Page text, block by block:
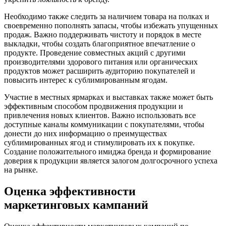
Необходимо также следить за наличием товара на полках и
своевременно пополнять запасы, чтобы избежать упущенных
продаж. Важно поддерживать чистоту и порядок в месте
выкладки, чтобы создать благоприятное впечатление о
продукте. Проведение совместных акций с другими
производителями здорового питания или органических
продуктов может расширить аудиторию покупателей и
повысить интерес к сублимированным ягодам.
Участие в местных ярмарках и выставках также может быть
эффективным способом продвижения продукции и
привлечения новых клиентов. Важно использовать все
доступные каналы коммуникации с покупателями, чтобы
донести до них информацию о преимуществах
сублимированных ягод и стимулировать их к покупке.
Создание положительного имиджа бренда и формирование
доверия к продукции является залогом долгосрочного успеха
на рынке.
Оценка эффективности
маркетинговых кампаний